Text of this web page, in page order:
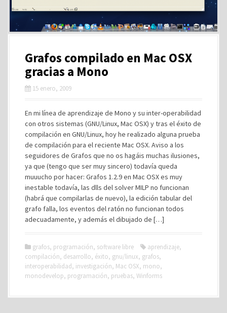
Grafos compilado en Mac OSX
gracias a Mono
15 enero, 2009
En mi línea de aprendizaje de Mono y su inter-operabilidad
con otros sistemas (GNU/Linux, Mac OSX) y tras el éxito de
compilación en GNU/Linux, hoy he realizado alguna prueba
de compilación para el reciente Mac OSX. Aviso a los
seguidores de Grafos que no os hagáis muchas ilusiones,
ya que (tengo que ser muy sincero) todavía queda
muuucho por hacer: Grafos 1.2.9 en Mac OSX es muy
inestable todavía, las dlls del solver MILP no funcionan
(habrá que compilarlas de nuevo), la edición tabular del
grafo falla, los eventos del ratón no funcionan todos
adecuadamente, y además el dibujado de […]
grafos, programación, software libre aprendizaje,
compilación, desarrollo, éxito, gnu/linux, grafos,
interoperabilidad, investigación, Mac OSX, mono,
monodevelop, programación, pruebas, Winforms